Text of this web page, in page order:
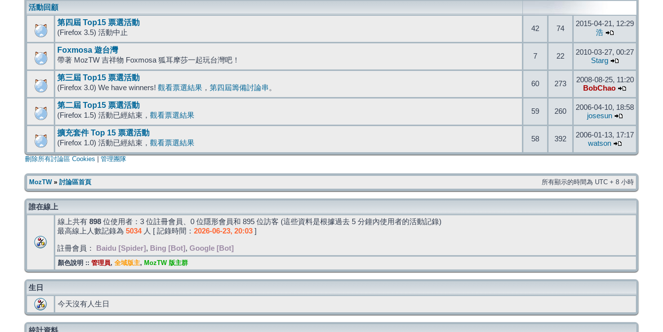
活動回顧
第四屆 Top15 票選活動
(Firefox 3.5) 活動中止 42 74
2015-04-21, 12:29
浩
Foxmosa 遊台灣
帶著 MozTW 吉祥物 Foxmosa 狐耳摩莎一起玩台灣吧！ 7 22
2010-03-27, 00:27
Starg
第三屆 Top15 票選活動
(Firefox 3.0) We have winners! 觀看票選結果 ， 第四屆籌備討論串 。 60 273
2008-08-25, 11:20
BobChao
第二屆 Top15 票選活動
(Firefox 1.5) 活動已經結束， 觀看票選結果 59 260
2006-04-10, 18:58
josesun
擴充套件 Top 15 票選活動
(Firefox 1.0) 活動已經結束， 觀看票選結果 58 392
2006-01-13, 17:17
watson
刪除所有討論區 Cookies 管理團隊
MozTW» 討論區首頁 所有顯示的時間為 UTC + 8 小時
誰在線上
線上共有 898 位使用者：3 位註冊會員、0 位隱形會員和 895 位訪客 (這些資料是根據過去 5 分鐘內使用者的活動記錄)
最高線上人數記錄為 5034人 [ 記錄時間： 2026-06-23, 20:03 ]
註冊會員： Baidu [Spider] , Bing [Bot] , Google [Bot]
顏色說明 :: 管理員, 全域版主, MozTW 版主群
生日
今天沒有人生日